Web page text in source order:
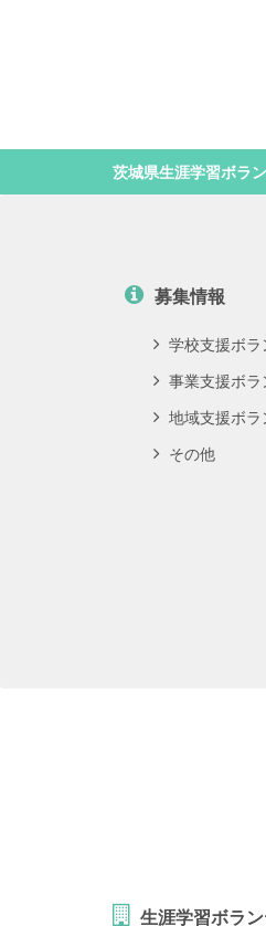
茨城県生涯学習ボラ
募集情報
学校支援ボラ
事業支援ボラ
地域支援ボラ
その他
生涯学習ボラ